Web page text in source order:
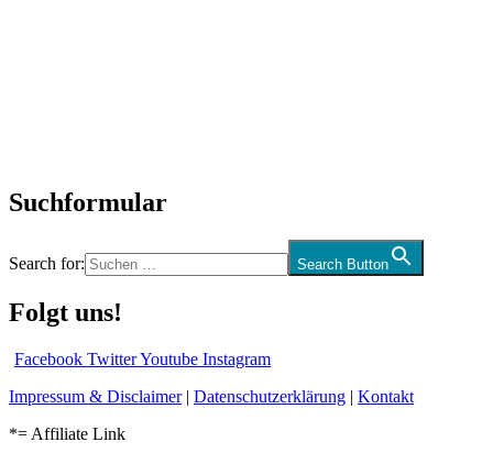
Suchformular
Search for: Search Button
Folgt uns!
Facebook TwitterYoutube Instagram
Impressum & Disclaimer| Datenschutzerklärung | Kontakt
*= Affiliate Link